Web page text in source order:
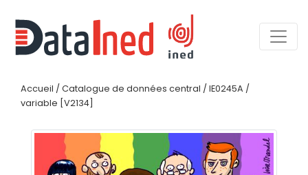
Accueil / Catalogue de données central / IE0245A /
variable [V2134]